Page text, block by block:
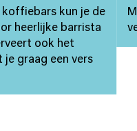
kun je de
heerlijke barrista
ook het
graag een vers